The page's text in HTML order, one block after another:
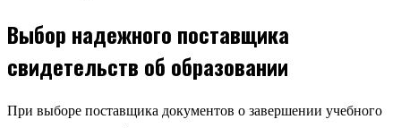
Выбор надежного поставщика
свидетельств об образовании
При выборе поставщика документов о завершении учебного